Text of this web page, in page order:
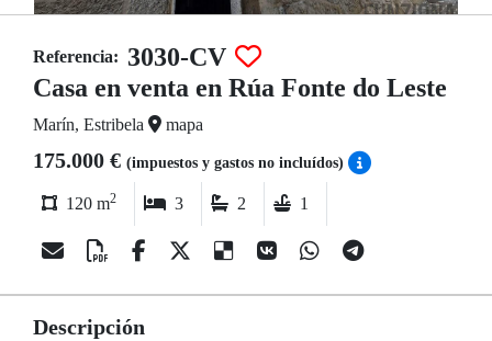
Referencia: 3030-CV
Casa en venta en Rúa Fonte do Leste
Marín, Estribela mapa
175.000 € (impuestos y gastos no incluídos)
120 m2 3 2 1
Descripción